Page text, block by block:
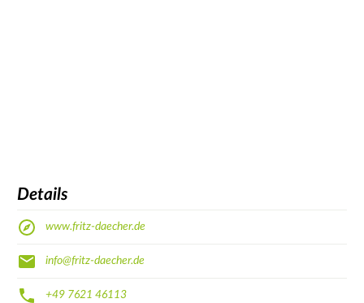
Details
www.fritz-daecher.de
info@fritz-daecher.de
+49 7621 46113